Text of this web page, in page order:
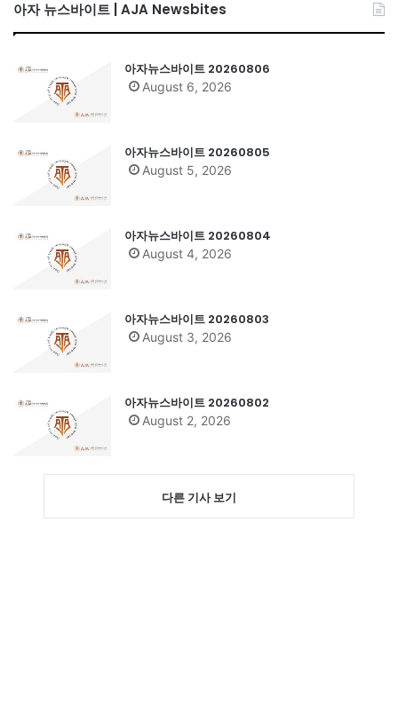
아자 뉴스바이트 | AJA Newsbites
아자뉴스바이트 20260806
August 6, 2026
아자뉴스바이트 20260805
August 5, 2026
아자뉴스바이트 20260804
August 4, 2026
아자뉴스바이트 20260803
August 3, 2026
아자뉴스바이트 20260802
August 2, 2026
다른 기사 보기